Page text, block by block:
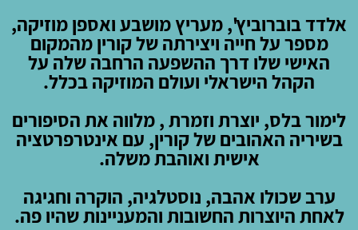
אלדד בוברוביץ', מעריץ מושבע ואספן מוזיקה,
מספר על חייה ויצירתה של קורין מהמקום
האישי שלו דרך ההשפעה הרחבה שלה על
הקהל הישראלי ועולם המוזיקה בכלל.
לימור בלס, יוצרת וזמרת , מלווה את הסיפורים
בשיריה האהובים של קורין, עם אינטרפרטציה
אישית ואוהבת משלה.
ערב שכולו אהבה, נוסטלגיה, הוקרה וחגיגה
לאחת היוצרות החשובות והמעניינות שהיו פה.